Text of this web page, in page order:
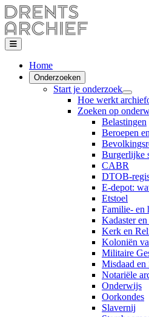
Home
Onderzoeken
Start je onderzoek
Hoe werkt
Zoeken op
Belastingen
Beroepen
Burgerlijke
CABR
DTOB-
E-depot:
Etstoel
Familie- en
Kadaster
Kerk en
Koloniën
Militaire
Misdaad en
Notariële
Onderwijs
Oorkondes
Slavernij